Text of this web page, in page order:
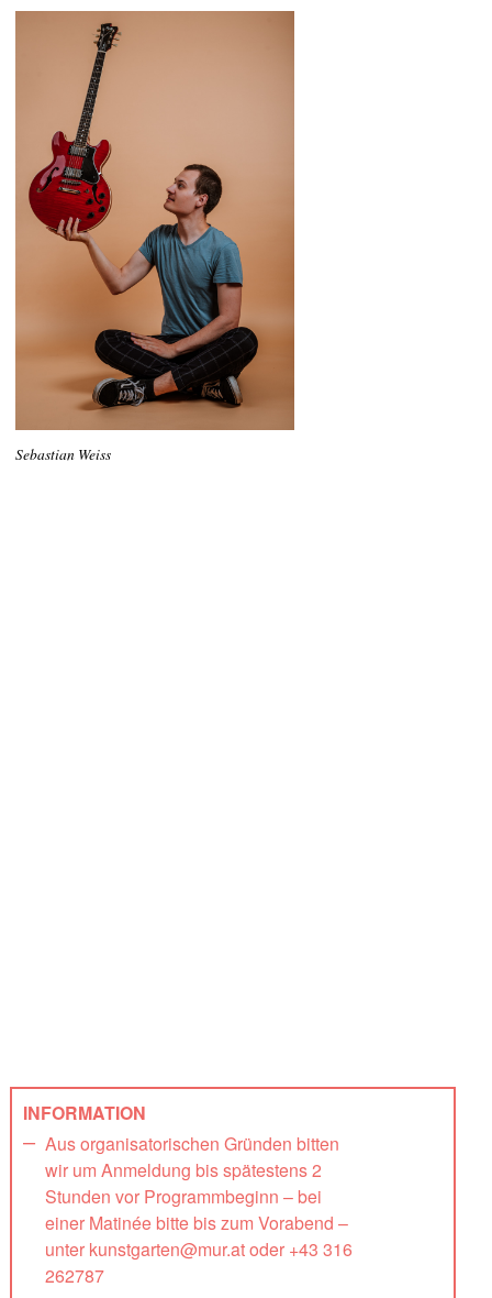
Sebastian Weiss
INFORMATION
Aus organisatorischen Gründen bitten
wir um Anmeldung bis spätestens 2
Stunden vor Programmbeginn – bei
einer Matinée bitte bis zum Vorabend –
unter kunstgarten@mur.at oder +43 316
262787